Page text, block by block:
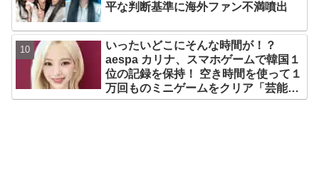
平な判断基準に海外ファン不満噴出
いったいどこにそんな時間が！？
aespa カリナ、スマホゲームで韓国１
位の記録を保持！ 空き時間を使って１
万回ものミニゲームをクリア「芸能人
たちが時間がないと言っているのは全